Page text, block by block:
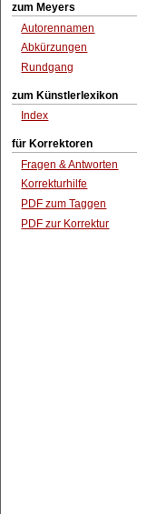
zum Meyers
Autorennamen
Abkürzungen
Rundgang
zum Künstlerlexikon
Index
für Korrektoren
Fragen & Antworten
Korrekturhilfe
PDF zum Taggen
PDF zur Korrektur